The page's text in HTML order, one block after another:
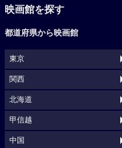
映画館を探す
都道府県から映画館
東京
関西
北海道
甲信越
中国